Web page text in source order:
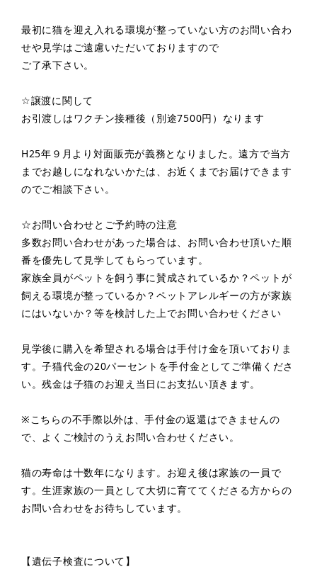
最初に猫を迎え入れる環境が整っていない方のお問い合わ
せや見学はご遠慮いただいておりますので
ご了承下さい。
☆譲渡に関して
お引渡しはワクチン接種後（別途7500円）なります
H25年９月より対面販売が義務となりました。遠方で当方
までお越しになれないかたは、お近くまでお届けできます
のでご相談下さい。
☆お問い合わせとご予約時の注意
多数お問い合わせがあった場合は、お問い合わせ頂いた順
番を優先して見学してもらっています。
家族全員がペットを飼う事に賛成されているか？ペットが
飼える環境が整っているか？ペットアレルギーの方が家族
にはいないか？等を検討した上でお問い合わせください
見学後に購入を希望される場合は手付け金を頂いておりま
す。子猫代金の20パーセントを手付金としてご準備くださ
い。残金は子猫のお迎え当日にお支払い頂きます。
※こちらの不手際以外は、手付金の返還はできませんの
で、よくご検討のうえお問い合わせください。
猫の寿命は十数年になります。お迎え後は家族の一員で
す。生涯家族の一員として大切に育ててくださる方からの
お問い合わせをお待ちしています。
【遺伝子検査について】